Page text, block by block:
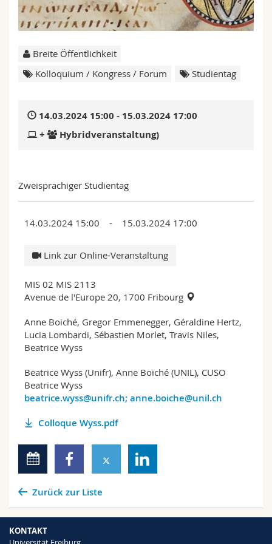
Math.-Nat. und Med. Fak.
Mitarbeitende
Webmail
MyUnifr
Breite Öffentlichkeit
Kolloquium / Kongress / Forum
Studientag
14.03.2024 15:00 - 15.03.2024 17:00
+
Hybridveranstaltung)
Zweisprachiger Studientag
14.03.2024 15:00 - 15.03.2024 17:00
Link zur Online-Veranstaltung
MIS 02 MIS 2113
Avenue de l'Europe 20, 1700 Fribourg
Anne Boiché, Gregor Emmenegger, Géraldine Hertz,
Lucia Lombardi, Sébastien Morlet, Travis Niles,
Beatrice Wyss
Beatrice Wyss (Unifr), Anne Boiché (UNIL), CUSO
Beatrice Wyss
beatrice.wyss@unifr.ch; anne.boiche@unil.ch
Colloque Wyss.pdf
Zurück zur Liste
KONTAKT